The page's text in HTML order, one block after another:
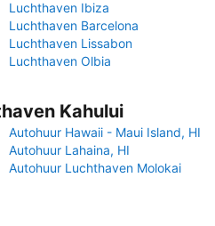
Luchthaven Ibiza
Luchthaven Barcelona
Luchthaven Lissabon
Luchthaven Olbia
Kahului
Autohuur Hawaii - Maui Island, HI
Autohuur Lahaina, HI
Autohuur Luchthaven Molokai